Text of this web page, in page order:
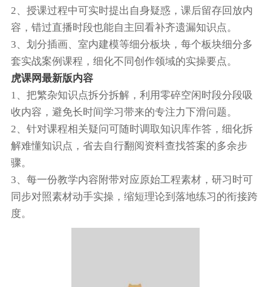
2、授课过程中可实时提出自身疑惑，课后留存回放内
容，错过直播时段也能自主回看补齐遗漏知识点。
3、划分插画、室内建模等细分板块，每个板块细分多
套实战案例课程，细化不同创作领域的实操要点。
虎课网最新版内容
1、把繁杂知识点拆分拆解，利用零碎空闲时段分段吸
收内容，避免长时间学习带来的专注力下滑问题。
2、针对课程相关疑问可随时调取知识库作答，细化拆
解难懂知识点，省去自行翻阅资料查找答案的多余步
骤。
3、每一份教学内容附带对应原始工程素材，研习时可
同步对照素材动手实操，缩短理论到落地练习的衔接跨
度。